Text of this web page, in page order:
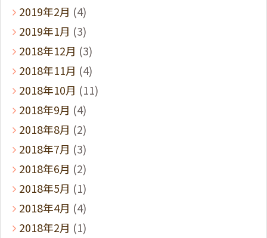
2019年2月 (4)
2019年1月 (3)
2018年12月 (3)
2018年11月 (4)
2018年10月 (11)
2018年9月 (4)
2018年8月 (2)
2018年7月 (3)
2018年6月 (2)
2018年5月 (1)
2018年4月 (4)
2018年2月 (1)